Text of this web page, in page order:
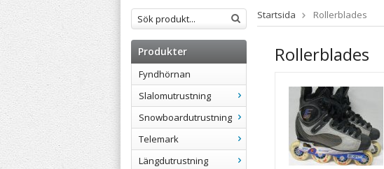
Produkter
Fyndhörnan
Slalomutrustning
Snowboardutrustning
Telemark
Längdutrustning
Startsida Rollerblades
Rollerblades